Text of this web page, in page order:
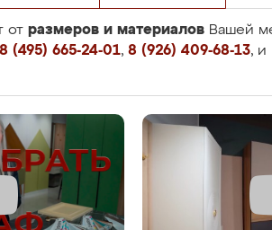
от размеров и материалов Вашей
8 (495) 665-24-01, 8 (926) 409-68-13, и